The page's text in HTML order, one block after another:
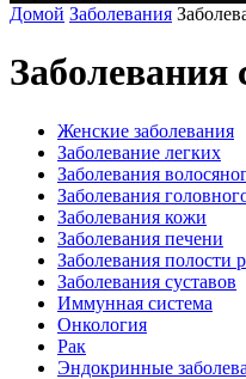
Домой Заболевания
Заболевания
Женские заболевания
Заболевание легких
Заболевания
Заболевания
Заболевания кожи
Заболевания печени
Заболевания полости
Заболевания суставов
Иммунная система
Онкология
Рак
Эндокринные